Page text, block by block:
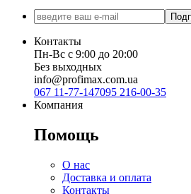
Контакты
Пн-Вс с 9:00 до 20:00
Без выходных
info@profimax.com.ua
067 11-77-147095 216-00-35
Компания
Помощь
О нас
Доставка и оплата
Контакты